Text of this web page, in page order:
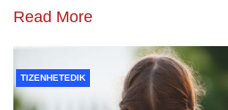
Read More
TIZENHETEDIK